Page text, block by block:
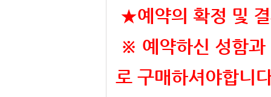
★예약의 확정 및
※ 예약하신 성함과
로 구매하셔야합니